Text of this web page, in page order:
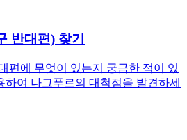
반대편) 찾기
편에 무엇이 있는지 궁금한 적이 있
하여 나그푸르의 대척점을 발견하세